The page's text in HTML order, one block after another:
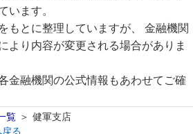
います。
もとに整理していますが、 金融機関
より内容が変更される場合がありま
金融機関の公式情報もあわせてご確
覧
健軍支店
る